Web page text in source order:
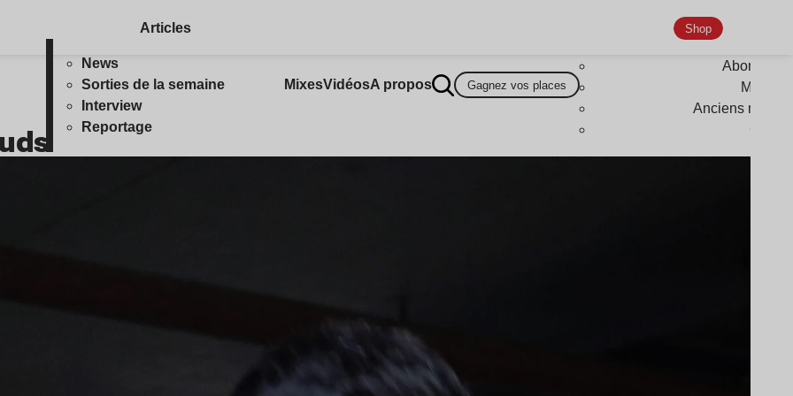
Articles
News
Sorties de la semaine
Interview
Reportage
MixesVidéosA propos Gagnez vos places
Shop
Anciens